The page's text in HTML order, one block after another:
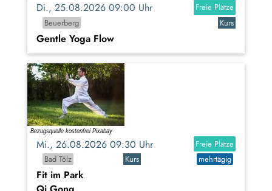
Di., 25.08.2026 09:00 Uhr
Freie Plätze
Beuerberg
Kurs
Gentle Yoga Flow
Mi., 26.08.2026 09:30 Uhr
Freie Plätze
Bad Tölz
Kurs mehrtägig
Fit im Park